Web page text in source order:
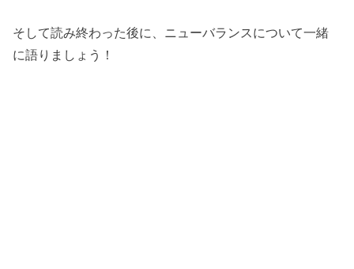
そして読み終わった後に、ニューバランスについて一緒
に語りましょう！